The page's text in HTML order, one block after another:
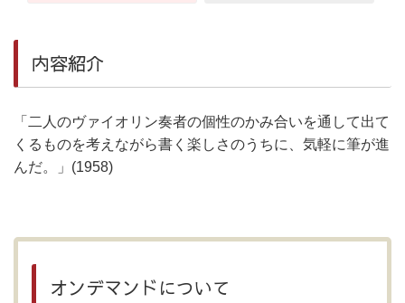
内容紹介
「二人のヴァイオリン奏者の個性のかみ合いを通して出て
くるものを考えながら書く楽しさのうちに、気軽に筆が進
んだ。」(1958)
オンデマンドについて